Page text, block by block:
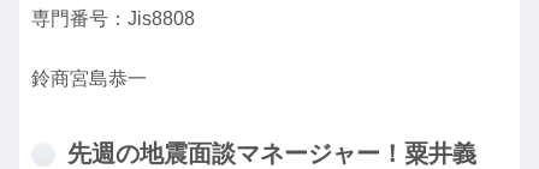
専門番号：Jis8808
鈴商宮島恭一
先週の地震面談マネージャー！粟井義